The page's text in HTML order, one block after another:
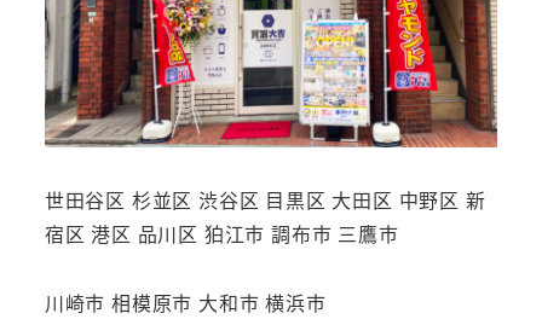
世田谷区 杉並区 渋谷区 目黒区 大田区 中野区 新
宿区 港区 品川区 狛江市 調布市 三鷹市
川崎市 相模原市 大和市 横浜市